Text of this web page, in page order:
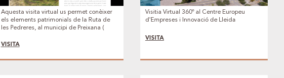
Aquesta visita virtual us permet conèixer
els elements patrimonials de la Ruta de
les Pedreres, al municipi de Preixana (
l'Espai Natural Protegit dels Secans de
les construccions de pedra seca.
VISITA
Visitia Virtual 360º al Centre Europeu
d'Empreses i Innovació de Lleida
VISITA